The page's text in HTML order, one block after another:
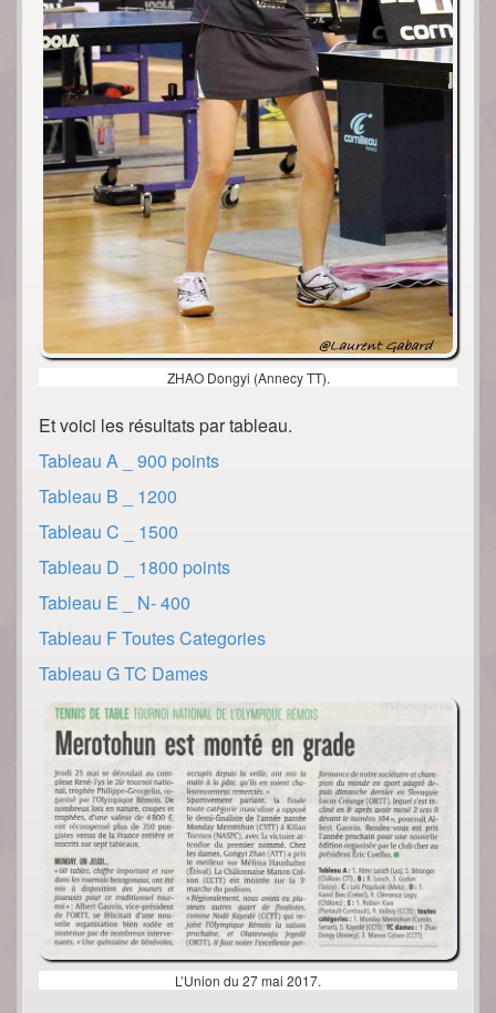
ZHAO Dongyi (Annecy TT).
Et voici les résultats par tableau.
Tableau A _ 900 points
Tableau B _ 1200
Tableau C _ 1500
Tableau D _ 1800 points
Tableau E _ N- 400
Tableau F Toutes Categories
Tableau G TC Dames
L’Union du 27 mai 2017.